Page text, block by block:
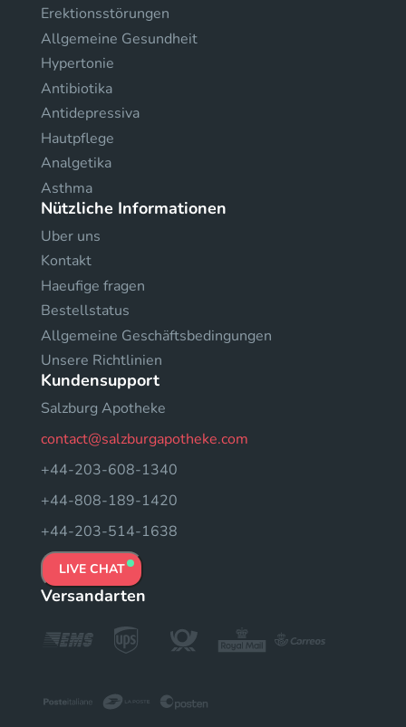
Erektionsstörungen
Allgemeine Gesundheit
Hypertonie
Antibiotika
Antidepressiva
Hautpflege
Analgetika
Asthma
Nützliche Informationen
Uber uns
Kontakt
Haeufige fragen
Bestellstatus
Allgemeine Geschäftsbedingungen
Unsere Richtlinien
Kundensupport
Salzburg Apotheke
contact@salzburgapotheke.com
+44-203-608-1340
+44-808-189-1420
+44-203-514-1638
LIVE CHAT
Versandarten